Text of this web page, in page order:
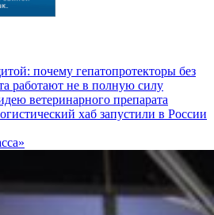
почему гепатопротекторы без
работают не в полную силу
ветеринарного препарата
хаб запустили в России